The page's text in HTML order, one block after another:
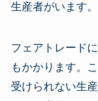
生産者がいます。
フェアトレード
もかかります。
受けられない生